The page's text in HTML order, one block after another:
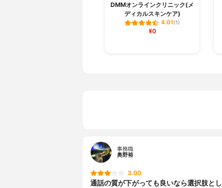
DMMオンラインクリニック(メ
ディカルスキンケア)
4.01(1)
¥0
事務職
奥野裕
3.00
通話の質が下がっても良いなら選択肢と